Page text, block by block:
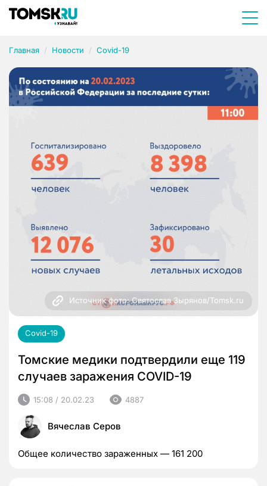
Главная Новости Covid-19
Источник фото: Святослав Зырянов/Tomsk.ru
Covid-19
Томские медики подтвердили еще 119
случаев заражения COVID-19
15:08 / 20.02.23 4887
Вячеслав Серов
Общее количество зараженных — 161 200